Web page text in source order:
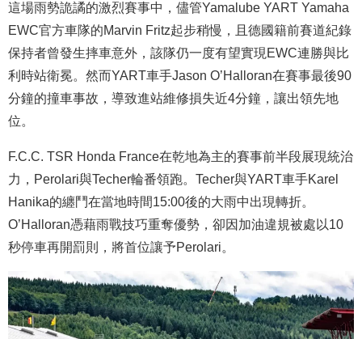
這場雨勢詭譎的激烈賽事中，儘管Yamalube YART Yamaha
EWC官方車隊的Marvin Fritz起步稍慢，且德國籍前賽道紀錄
保持者曾發生摔車意外，該隊仍一度有望實現EWC連勝與比
利時站衛冕。然而YART車手Jason O’Halloran在賽事最後90
分鐘的撞車事故，導致進站維修損失近4分鐘，讓出領先地
位。
F.C.C. TSR Honda France在乾地為主的賽事前半段展現統治
力，Perolari與Techer輪番領跑。Techer與YART車手Karel
Hanika的纏鬥在當地時間15:00後的大雨中出現轉折。
O’Halloran憑藉雨戰技巧重奪優勢，卻因加油違規被處以10
秒停車再開罰則，將首位讓予Perolari。